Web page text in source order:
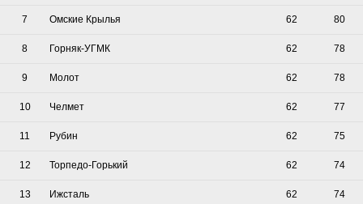
7 Омские Крылья 62 80
8 Горняк-УГМК 62 78
9 Молот 62 78
10 Челмет 62 77
11 Рубин 62 75
12 Торпедо-Горький 62 74
13 Ижсталь 62 74